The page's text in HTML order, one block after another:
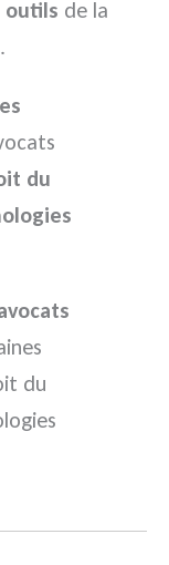
outils de la
.
du
du